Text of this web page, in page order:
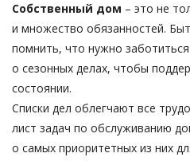
Собственный дом – это не
и множество обязанностей.
помнить, что нужно
о сезонных делах, чтобы
состоянии.
Списки дел облегчают все
лист задач по обслуживанию
о самых приоритетных из них